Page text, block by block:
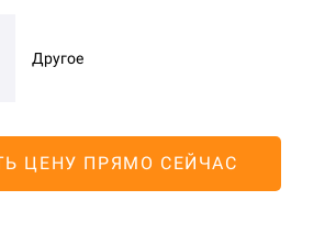
Другое
ЦЕНУ ПРЯМО СЕЙЧАС